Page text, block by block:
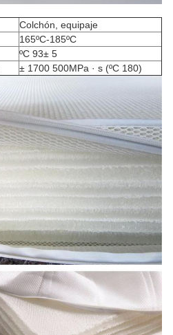
Colchón, equipaje
165ºC-185ºC
ºC 93± 5
± 1700 500MPa · s (ºC 180)